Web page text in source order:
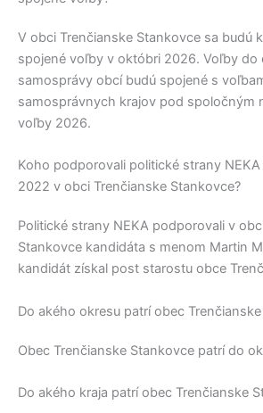
V obci Trenčianske Stankovce sa budú
spojené voľby v októbri 2026. Voľby do
samosprávy obcí budú spojené s
samosprávnych krajov pod spoločným
voľby 2026.
Koho podporovali politické strany
2022 v obci Trenčianske Stankovce?
Politické strany NEKA podporovali v
Stankovce kandidáta s menom Martin
kandidát získal post starostu obce
Do akého okresu patrí obec
Obec Trenčianske Stankovce patrí do
Do akého kraja patrí obec Trenčianske